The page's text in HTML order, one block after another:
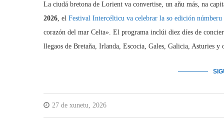
La ciudá bretona de Lorient va convertise, un añu más, na
2026, el Festival Intercélticu va celebrar la so edición númberu
corazón del mar Celta». El programa inclúi diez díes de
llegaos de Bretaña, Irlanda, Escocia, Gales, Galicia, Asturies
27 de xunetu, 2026